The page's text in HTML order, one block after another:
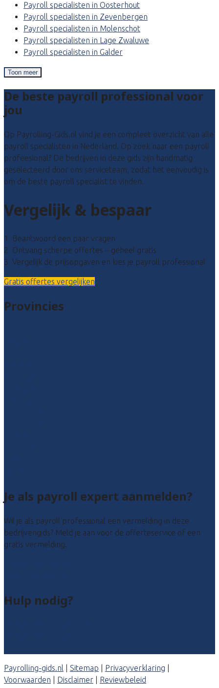
Payroll specialisten in Oosterhout
Payroll specialisten in Zevenbergen
Payroll specialisten in Molenschot
Payroll specialisten in Lage Zwaluwe
Payroll specialisten in Galder
Toon meer
De beste payroll professional voor
jou
Op Payrolling-Gids.nl vind je een compleet overzicht van alle
payroll specialisten in Nederland. Op zoek naar een payroll
profeesional? De bedrijven in deze gids zijn handmatig
geselecteerd door ons serviceteam, zodat het eenvoudig is
om de beste payroll specialist te vinden.
Vergelijk & bespaar
1. Beantwoord een paar vragen
2. Ontvang scherpe offertes – geheel gratis
3. Vergelijk de prijsopgaven en kies je payroll professional
Gratis offertes vergelijken
Provincies
Je als payroll expert aanmelden?
Wil je als payroll professional een vermelding in deze
bedrijvengids? Meld je aan voor de offerteservice of een
gratis vermelding.
Hulp nodig?
Payrolling-gids.nl Sitemap Privacyverklaring
Voorwaarden
Disclaimer Reviewbeleid